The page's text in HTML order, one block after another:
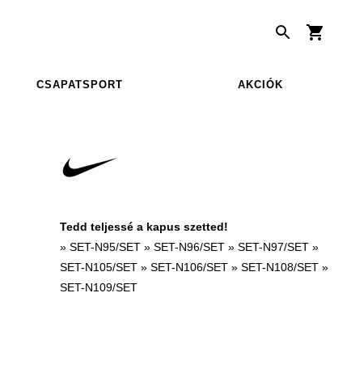
CSAPATSPORT AKCIÓK
Tedd teljessé a kapus szetted!
» SET-N95/SET » SET-N96/SET » SET-N97/SET »
SET-N105/SET » SET-N106/SET » SET-N108/SET »
SET-N109/SET